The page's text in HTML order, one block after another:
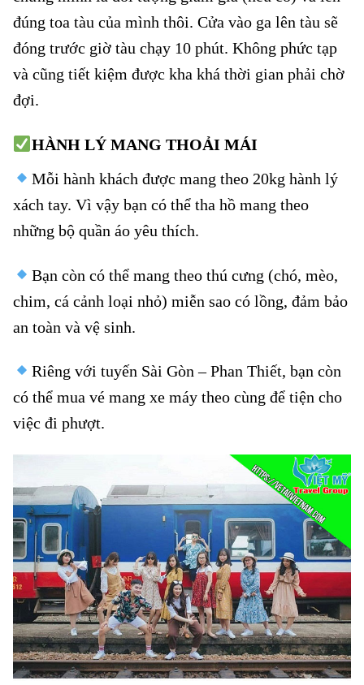
đúng toa tàu của mình thôi. Cửa vào ga lên tàu sẽ
đóng trước giờ tàu chạy 10 phút. Không phức tạp
và cũng tiết kiệm được kha khá thời gian phải chờ
đợi.
HÀNH LÝ MANG THOẢI MÁI
Mỗi hành khách được mang theo 20kg hành lý
xách tay. Vì vậy bạn có thể tha hồ mang theo
những bộ quần áo yêu thích.
Bạn còn có thể mang theo thú cưng (chó, mèo,
chim, cá cảnh loại nhỏ) miễn sao có lồng, đảm bảo
an toàn và vệ sinh.
Riêng với tuyến Sài Gòn – Phan Thiết, bạn còn
có thể mua vé mang xe máy theo cùng để tiện cho
việc đi phượt.